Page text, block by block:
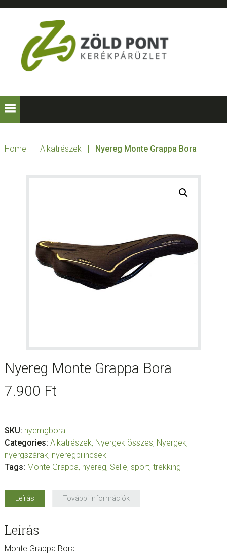
Skip
navigation
Skip
content
Skip
ZÖLD
PONT
Home | Alkatrészek | Nyereg Monte Grappa Bora
Nyereg Monte Grappa Bora
7.900 Ft
SKU: nyemgbora
Categories: Alkatrészek, Nyergek összes, Nyergek,
nyergszárak, nyeregbilincsek
Tags: Monte Grappa, nyereg, Selle, sport, trekking
Leírás További információk
Leírás
Monte Grappa Bora